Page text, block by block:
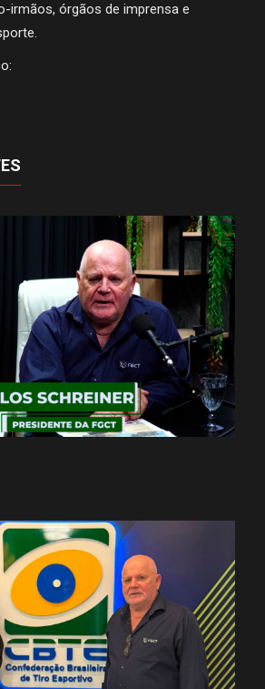
irmãos, órgãos de imprensa e